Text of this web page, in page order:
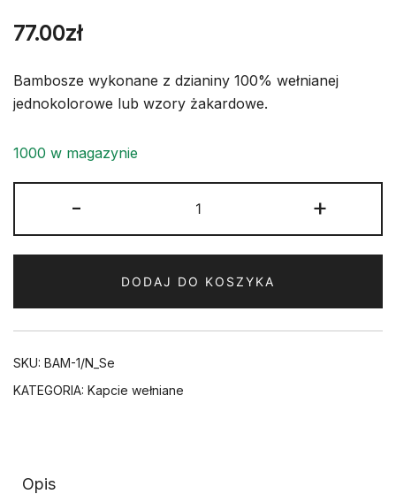
77.00zł
Bambosze wykonane z dzianiny 100% wełnianej
jednokolorowe lub wzory żakardowe.
1000 w magazynie
-
Bambosze
Wełniane
Niskie
Serduszka
+
DODAJ DO KOSZYKA
SKU: BAM-1/N_Se
KATEGORIA: Kapcie wełniane
Opis